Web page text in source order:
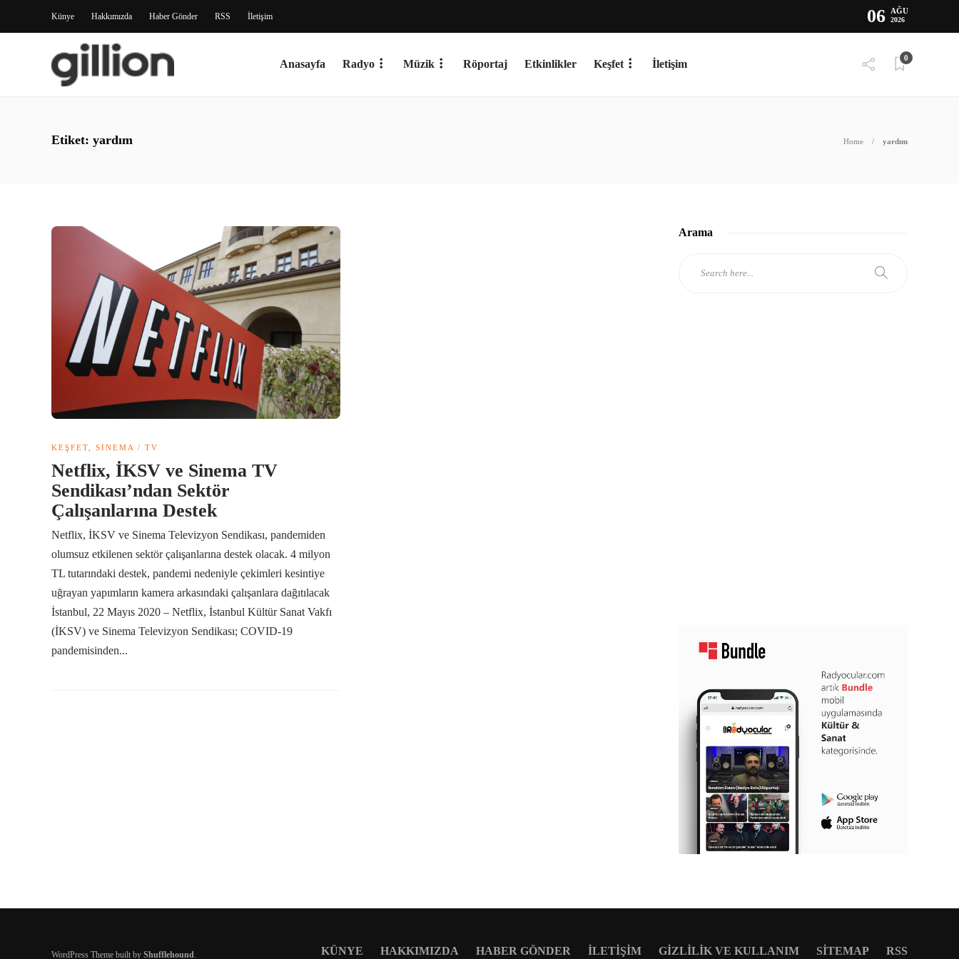
Künye Hakkımızda Haber Gönder RSS İletişim 06 AĞU
2026
Anasayfa Radyo Müzik Röportaj Etkinlikler Keşfet İletişim 0
Etiket: yardım Home yardım
KEŞFET SINEMA / TV
Netflix, İKSV ve Sinema TV
Sendikası’ndan Sektör
Çalışanlarına Destek
Netflix, İKSV ve Sinema Televizyon Sendikası, pandemiden
olumsuz etkilenen sektör çalışanlarına destek olacak. 4 milyon
TL tutarındaki destek, pandemi nedeniyle çekimleri kesintiye
uğrayan yapımların kamera arkasındaki çalışanlara dağıtılacak
İstanbul, 22 Mayıs 2020 – Netflix, İstanbul Kültür Sanat Vakfı
(İKSV) ve Sinema Televizyon Sendikası; COVID-19
pandemisinden...
Arama
WordPress Theme built by Shufflehound. KÜNYE HAKKIMIZDA HABER GÖNDER İLETIŞIM GIZLILIK VE KULLANIM SITEMAP RSS